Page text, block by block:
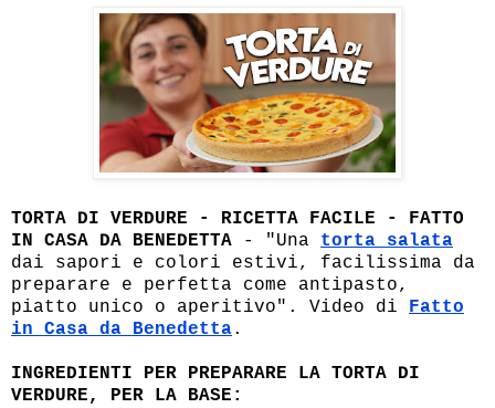
TORTA DI VERDURE - RICETTA FACILE - FATTO
IN CASA DA BENEDETTA - "Una torta salata
dai sapori e colori estivi, facilissima da
preparare e perfetta come antipasto,
piatto unico o aperitivo". Video di Fatto
in Casa da Benedetta.
INGREDIENTI PER PREPARARE LA TORTA DI
VERDURE, PER LA BASE: